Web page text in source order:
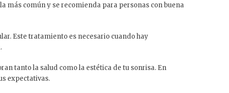
más común y se recomienda para personas con buena
Este tratamiento es necesario cuando hay
tanto la salud como la estética de tu sonrisa. En
expectativas.